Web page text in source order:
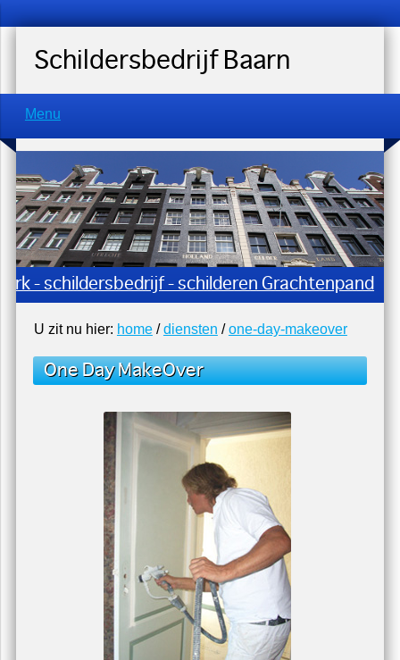
Schildersbedrijf Baarn
Menu
Schildersbedrijf schilder Red Sun
U zit nu hier: diensten/one-day-makeover
One Day MakeOver